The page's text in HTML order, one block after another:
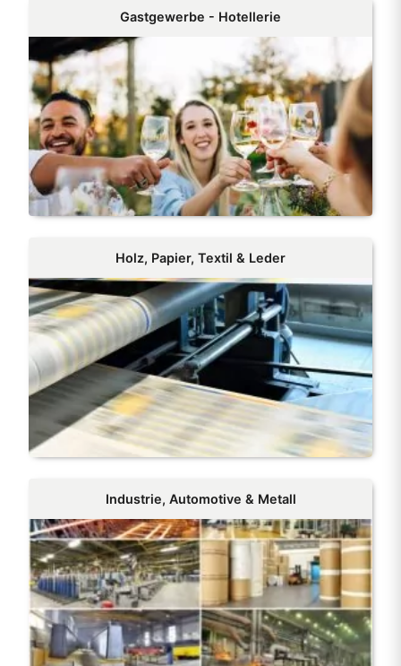
Gastgewerbe - Hotellerie
Holz, Papier, Textil & Leder
Industrie, Automotive & Metall